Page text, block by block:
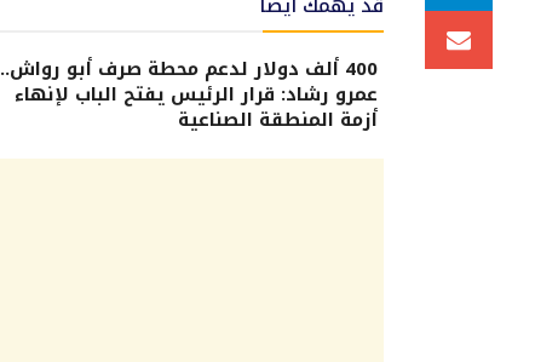
400 ألف دولار لدعم محطة صرف أبو رواش..
عمرو رشاد: قرار الرئيس يفتح الباب لإنهاء
أزمة المنطقة الصناعية